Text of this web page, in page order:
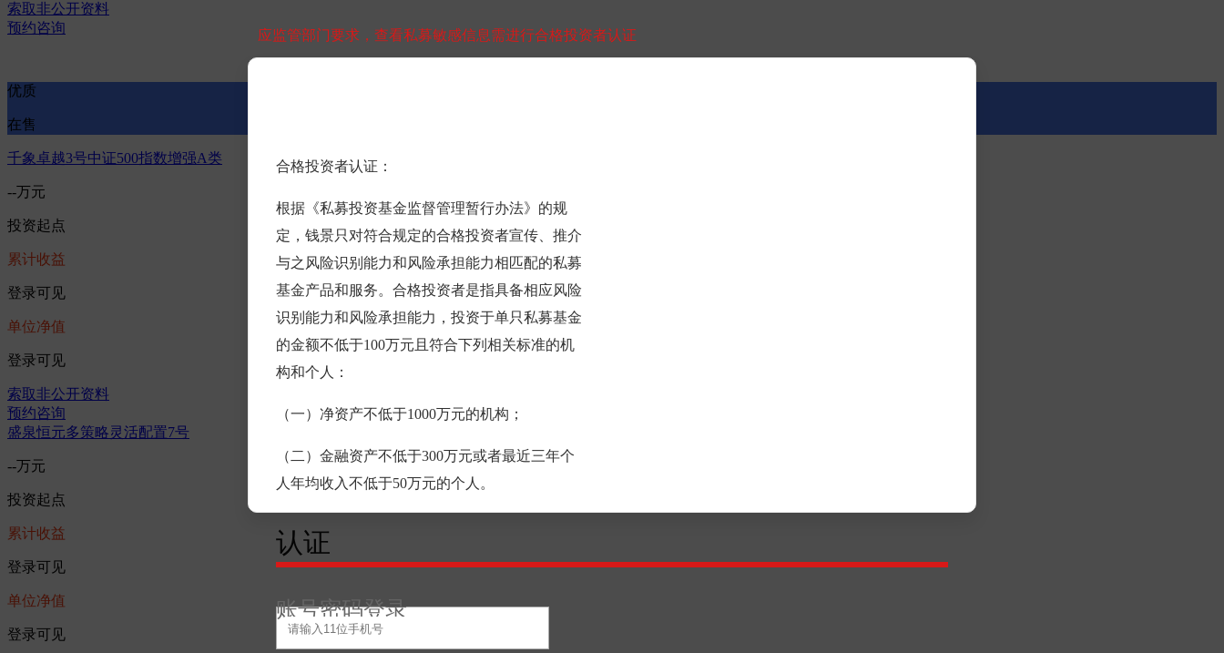
应监管部门要求，查看私募敏感信息需进行合格投资者认证
合格投资者认证：
根据《私募投资基金监督管理暂行办法》的规
定，钱景只对符合规定的合格投资者宣传、推介
与之风险识别能力和风险承担能力相匹配的私募
基金产品和服务。合格投资者是指具备相应风险
识别能力和风险承担能力，投资于单只私募基金
的金额不低于100万元且符合下列相关标准的机
构和个人：
（一）净资产不低于1000万元的机构；
（二）金融资产不低于300万元或者最近三年个
人年均收入不低于50万元的个人。
认证
账号密码登录
索取非公开资料
预约咨询
优质
在售
千象卓越3号中证500指数增强A类
--万元
投资起点
累计收益
登录可见
单位净值
登录可见
索取非公开资料
预约咨询
盛泉恒元多策略灵活配置7号
--万元
投资起点
累计收益
登录可见
单位净值
登录可见